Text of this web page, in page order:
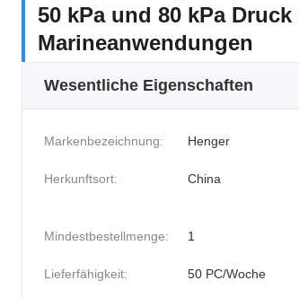
50 kPa und 80 kPa
Marineanwendungen
Wesentliche Eigenschaften
Markenbezeichnung: Henger
Herkunftsort: China
Mindestbestellmenge: 1
Lieferfähigkeit: 50 PC/Woche